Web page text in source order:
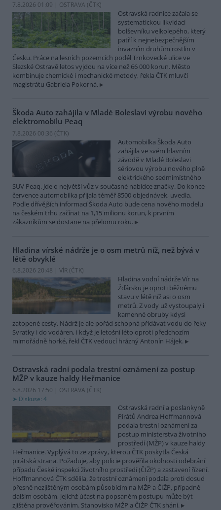
7.8.2026 01:09 | OSTRAVA (ČTK)
Ostravská radnice začala se
systematickou likvidací
bolševníku velkolepého, který
patří k nejnebezpečnějším
invazním druhům rostlin v
Česku. Práce na lesních pozemcích podél Trnkovecké ulice ve
Slezské Ostravě letos vyjdou na více než 66 000 korun. Město
kombinuje chemické i mechanické metody, řekla ČTK mluvčí
magistrátu Gabriela Pokorná.
Škoda Auto zahájila v Mladé Boleslavi výrobu nového
elektromobilu Peaq
7.8.2026 00:36 (ČTK)
Automobilka Škoda Auto
zahájila ve svém hlavním
závodě v Mladé Boleslavi
sériovou výrobu nového plně
elektrického sedmimístného
SUV Peaq. Jde o největší vůz v současné nabídce značky. Do konce
července automobilka přijala téměř 8500 objednávek, uvedla.
Podle dřívějších informací Škoda Auto bude cena nového modelu
na českém trhu začínat na 1,15 milionu korun, k prvním
zákazníkům se dostane na přelomu roku.
Hladina vírské nádrže je o osm metrů níž, než bývá v
létě obvyklé
6.8.2026 20:48 | VÍR (ČTK)
Hladina vodní nádrže Vír na
Žďársku je oproti běžnému
stavu v létě níž asi o osm
metrů. Z vody už vystoupaly i
kamenné obruby kdysi
zatopené cesty. Nádrž je ale pořád schopná přidávat vodu do řeky
Svratky i do vodáren, i když je letošní léto oproti předchozím
mimořádně horké, řekl ČTK vedoucí hrázný Antonín Hájek.
Ostravská radní podala trestní oznámení za postup
MŽP v kauze haldy Heřmanice
6.8.2026 17:50 | OSTRAVA (ČTK)
Diskuse: 4
Ostravská radní a poslankyně
Pirátů Andrea Hoffmannová
podala trestní oznámení za
postup ministerstva životního
prostředí (MŽP) v kauze haldy
Heřmanice. Vyplývá to ze zprávy, kterou ČTK poskytla Česká
pirátská strana. Požaduje, aby policie prověřila okolnosti odebrání
případu České inspekci životního prostředí (ČIŽP) a zastavení řízení.
Hoffmannová ČTK sdělila, že trestní oznámení podala proti dosud
přesně nezjištěným osobám působícím na MŽP a ČIŽP, případně
dalším osobám, jejichž účast na popsaném postupu může být
zjištěna prověřováním. Stanovisko MŽP a ČIŽP ČTK shání.